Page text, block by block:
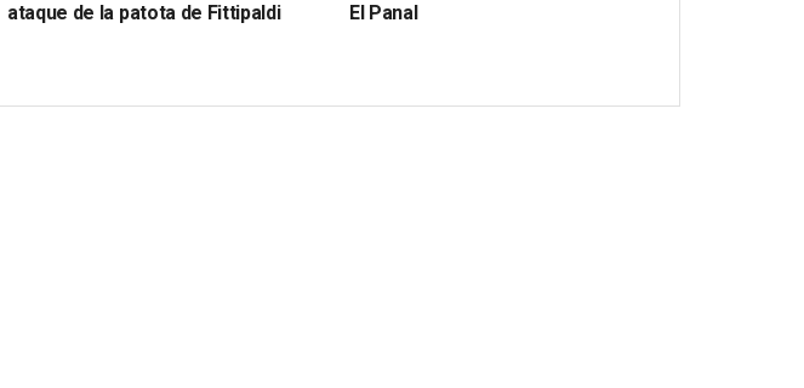
ataque de la patota de Fittipaldi
El Panal